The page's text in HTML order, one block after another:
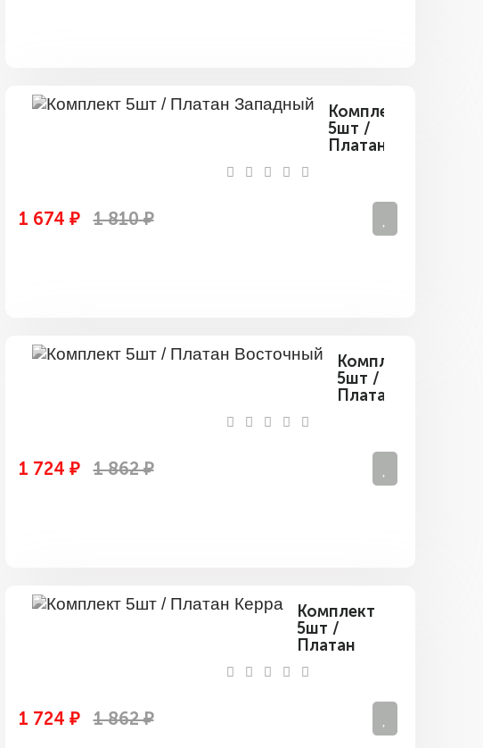
Комплект
5шт /
Платан
1 674 ₽ 1 810 ₽
Комплект
5шт /
Платан
1 724 ₽ 1 862 ₽
Комплект
5шт /
Платан
Керра
1 724 ₽ 1 862 ₽